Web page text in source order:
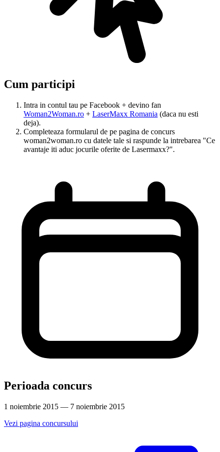
Cum participi
Intra in contul tau pe Facebook + devino fan
Woman2Woman.ro + LaserMaxx Romania (daca nu esti
deja).
Completeaza formularul de pe pagina de concurs
woman2woman.ro cu datele tale si raspunde la intrebarea "Ce
avantaje iti aduc jocurile oferite de Lasermaxx?".
Perioada concurs
1 noiembrie 2015 — 7 noiembrie 2015
Vezi pagina concursului